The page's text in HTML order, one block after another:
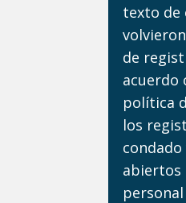
texto de
de
acuerdo
política
los
abiertos